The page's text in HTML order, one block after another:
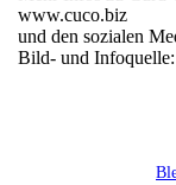
www.cuco.biz
und den sozialen
Bild- und